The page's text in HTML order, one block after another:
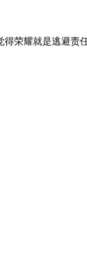
得荣耀就是逃避责